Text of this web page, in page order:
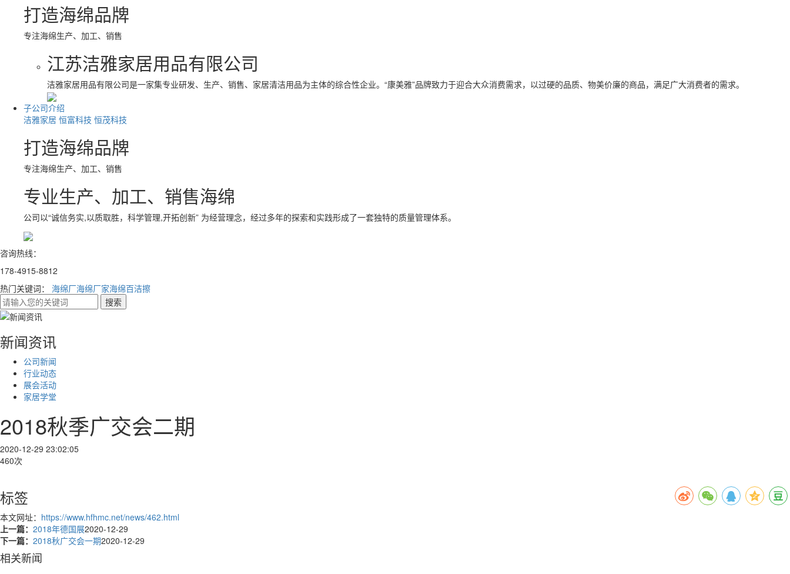
打造海绵品牌
专注海绵生产、加工、销售
江苏洁雅家居用品有限公司
洁雅家居用品有限公司是一家集专业研发、生产、销售、家居清洁用品为主体的综合性企业。“康美雅”品牌致力于迎合大众消费需求，以过硬的品质、物美价廉的商品，满足广大消费者的需求。
子公司介绍
洁雅家居 恒富科技 恒茂科技
打造海绵品牌
专注海绵生产、加工、销售
专业生产、加工、销售海绵
公司以“诚信务实,以质取胜，科学管理,开拓创新” 为经营理念，经过多年的探索和实践形成了一套独特的质量管理体系。
咨询热线：
178-4915-8812
热门关键词： 海绵厂海绵厂家海绵百洁擦
新闻资讯
公司新闻
行业动态
展会活动
家居学堂
2018秋季广交会二期
2020-12-29 23:02:05
460次
标签
本文网址： https://www.hfhmc.net/news/462.html
上一篇： 2018年德国展2020-12-29
下一篇： 2018秋广交会一期2020-12-29
相关新闻